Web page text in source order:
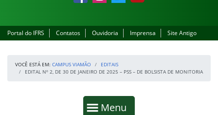
Portal do IFRS Contatos Ouvidoria Imprensa Site Antigo
VOCÊ ESTÁ EM: CAMPUS VIAMÃO
EDITAIS
EDITAL Nº 2, DE 30 DE JANEIRO DE 2025 – PSS – DE BOLSISTA DE MONITORIA
Mostrar
Menu